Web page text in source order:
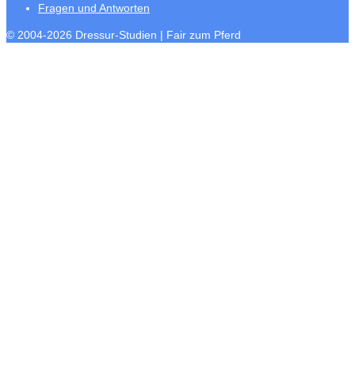
Fragen und Antworten
© 2004-2026 Dressur-Studien | Fair zum Pferd